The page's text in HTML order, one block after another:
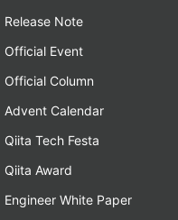
Release Note
Official Event
Official Column
Advent Calendar
Qiita Tech Festa
Qiita Award
Engineer White Paper